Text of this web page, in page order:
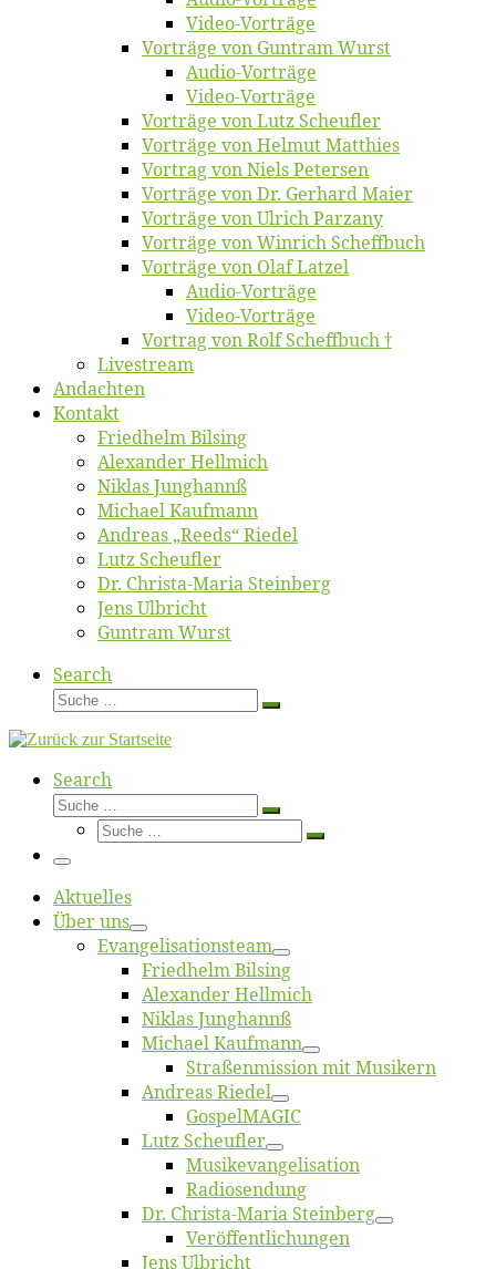
Vi­deo-Vor­trä­ge
Vor­trä­ge von Gun­tram Wurst
Au­dio-Vor­trä­ge
Vi­deo-Vor­trä­ge
Vor­trä­ge von Lutz Scheufler
Vor­trä­ge von Hel­mut Matthies
Vor­trag von Niels Petersen
Vor­trä­ge von Dr. Ger­hard Maier
Vor­trä­ge von Ul­rich Parzany
Vor­trä­ge von Win­rich Scheffbuch
Vor­trä­ge von Olaf Latzel
Au­dio-Vor­trä­ge
Vi­deo-Vor­trä­ge
Vor­trag von Rolf Scheffbuch †
Live­stream
An­dach­ten
Kon­takt
Fried­helm Bilsing
Alex­an­der Hellmich
Ni­klas Junghannß
Mi­cha­el Kaufmann
An­dre­as „Reeds“ Riedel
Lutz Scheuf­ler
Dr. Chris­­ta-Ma­ria Steinberg
Jens Ulb­richt
Gun­tram Wurst
Search
Suche
Suche
Search
Suche
Suche
Suche
Suche
Menü
Ak­tu­el­les
Über uns
Evangelisa­tions­team
Fried­helm Bilsing
Alex­an­der Hellmich
Ni­klas Junghannß
Mi­cha­el Kaufmann
Straßenmis­sion mit Musikern
An­dre­as Riedel
Gos­pel­MA­GIC
Lutz Scheuf­ler
Musikevan­ge­li­sa­tion
Ra­dio­sen­dung
Dr. Chris­­ta-Ma­ria Steinberg
Ver­öf­fent­li­chun­gen
Jens Ulb­richt